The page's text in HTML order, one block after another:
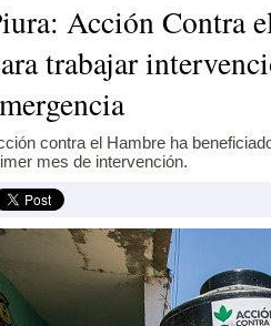
Acción Contra
trabajar
contra el Hambre ha
mes de intervención.